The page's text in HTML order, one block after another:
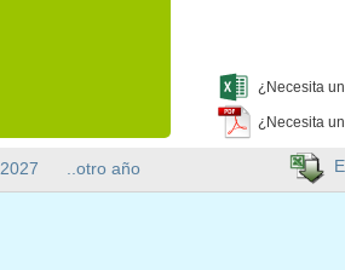
¿Necesita
¿Necesita
2027 ..otro año